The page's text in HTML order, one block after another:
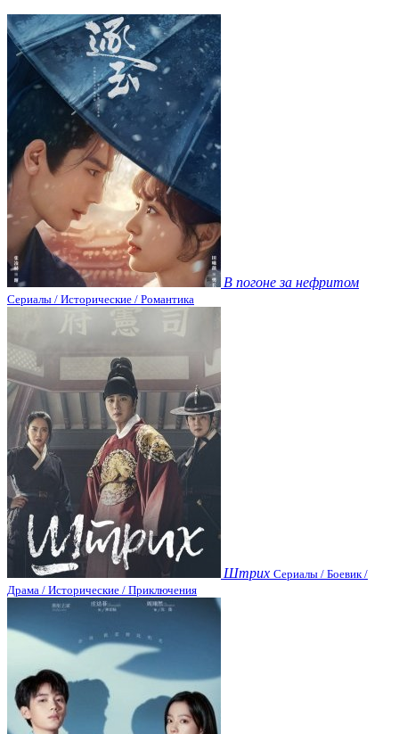
В погоне за нефритом
Сериалы / Исторические / Романтика
Штрих Сериалы / Боевик /
Драма / Исторические / Приключения